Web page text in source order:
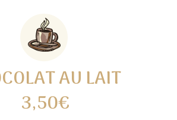
AU LAIT
3,50€